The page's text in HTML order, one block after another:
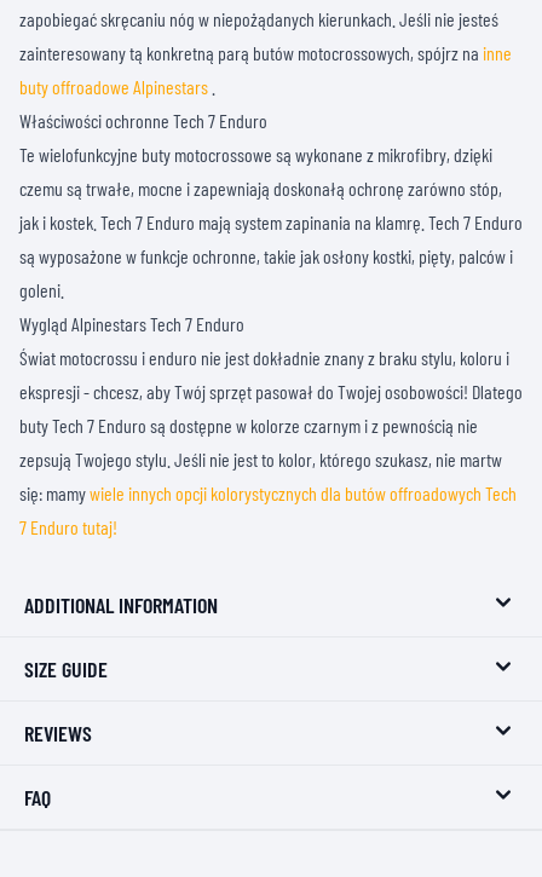
zapobiegać skręcaniu nóg w niepożądanych kierunkach. Jeśli nie jesteś
zainteresowany tą konkretną parą butów motocrossowych, spójrz na inne
buty offroadowe Alpinestars
Właściwości ochronne Tech 7 Enduro
Te wielofunkcyjne buty motocrossowe są wykonane z mikrofibry, dzięki
czemu są trwałe, mocne i zapewniają doskonałą ochronę zarówno stóp,
jak i kostek. Tech 7 Enduro mają system zapinania na klamrę. Tech 7 Enduro
są wyposażone w funkcje ochronne, takie jak osłony kostki, pięty, palców i
goleni.
Wygląd Alpinestars Tech 7 Enduro
Świat motocrossu i enduro nie jest dokładnie znany z braku stylu, koloru i
ekspresji - chcesz, aby Twój sprzęt pasował do Twojej osobowości! Dlatego
buty Tech 7 Enduro są dostępne w kolorze czarnym i z pewnością nie
zepsują Twojego stylu. Jeśli nie jest to kolor, którego szukasz, nie martw
się: mamywiele innych opcji kolorystycznych dla butów offroadowych Tech
7 Enduro tutaj!
ADDITIONAL INFORMATION
SIZE GUIDE
REVIEWS
FAQ